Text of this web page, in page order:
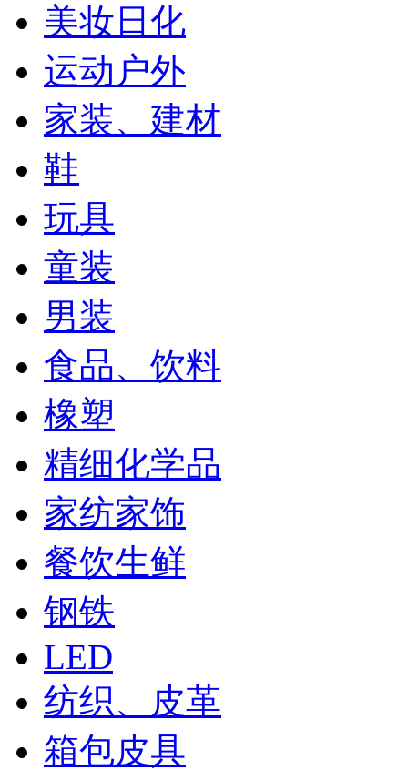
美妆日化
运动户外
家装、建材
鞋
玩具
童装
男装
食品、饮料
橡塑
精细化学品
家纺家饰
餐饮生鲜
钢铁
LED
纺织、皮革
箱包皮具